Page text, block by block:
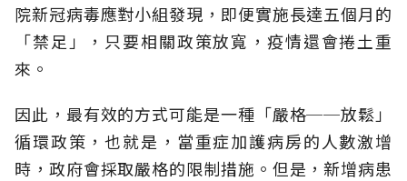
院新冠病毒應對小組發現，即便實施長達五個月的
「禁足」，只要相關政策放寬，疫情還會捲土重
來。
因此，最有效的方式可能是一種「嚴格──放鬆」
循環政策，也就是，當重症加護病房的人數激增
時，政府會採取嚴格的限制措施。但是，新增病患